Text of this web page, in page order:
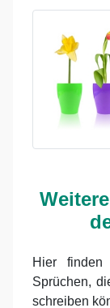
Hier
Sprüchen,
schreiben